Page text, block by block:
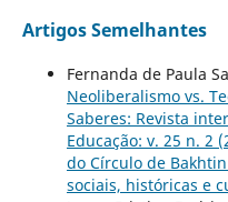
Artigos Semelhantes
Fernanda de Paula
Neoliberalismo vs.
Saberes: Revista
Educação: v. 25 n. 2
do Círculo de
sociais, históricas e